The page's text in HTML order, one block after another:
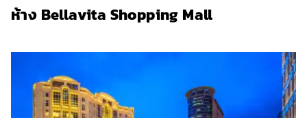
ห้าง Bellavita Shopping Mall